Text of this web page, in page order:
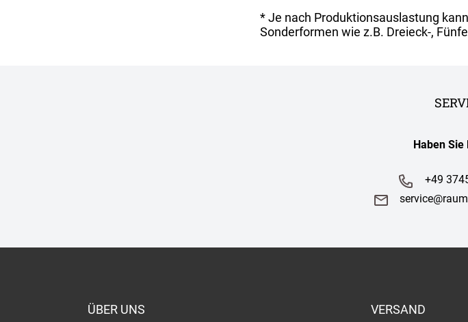
* Je nach Produktionsauslastung
Sonderformen wie z.B. Dreieck-,
Haben Sie
+49
ÜBER UNS VERSAND